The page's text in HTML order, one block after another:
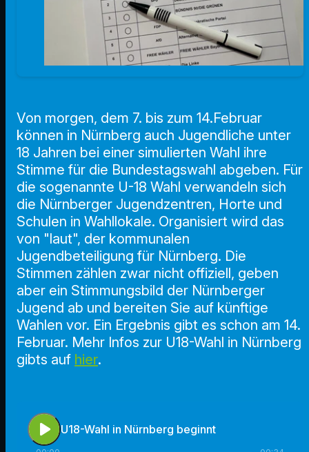
Von morgen, dem 7. bis zum 14.Februar
können in Nürnberg auch Jugendliche unter
18 Jahren bei einer simulierten Wahl ihre
Stimme für die Bundestagswahl abgeben. Für
die sogenannte U-18 Wahl verwandeln sich
die Nürnberger Jugendzentren, Horte und
Schulen in Wahllokale. Organisiert wird das
von "laut", der kommunalen
Jugendbeteiligung für Nürnberg. Die
Stimmen zählen zwar nicht offiziell, geben
aber ein Stimmungsbild der Nürnberger
Jugend ab und bereiten Sie auf künftige
Wahlen vor. Ein Ergebnis gibt es schon am 14.
Februar. Mehr Infos zur U18-Wahl in Nürnberg
gibts auf hier.
play_arrow U18-Wahl in Nürnberg beginnt